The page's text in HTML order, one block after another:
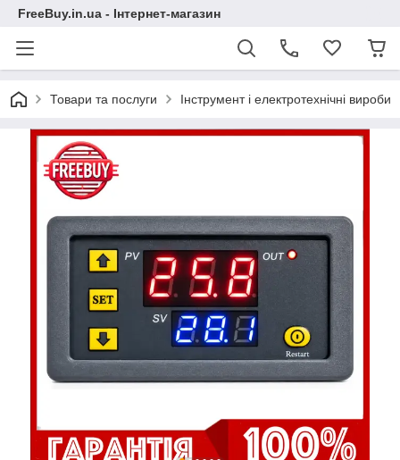
FreeBuy.in.ua - Інтернет-магазин
Товари та послуги Інструмент і електротехнічні вироби